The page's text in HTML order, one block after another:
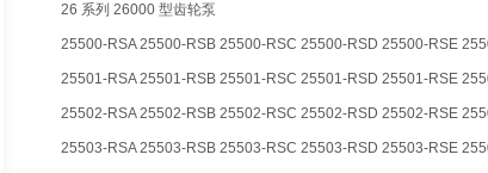
26 系列 26000 型齿轮泵
25500-RSA 25500-RSB 25500-RSC 25500-RSD 25500-RSE
25501-RSA 25501-RSB 25501-RSC 25501-RSD 25501-RSE
25502-RSA 25502-RSB 25502-RSC 25502-RSD 25502-RSE
25503-RSA 25503-RSB 25503-RSC 25503-RSD 25503-RSE